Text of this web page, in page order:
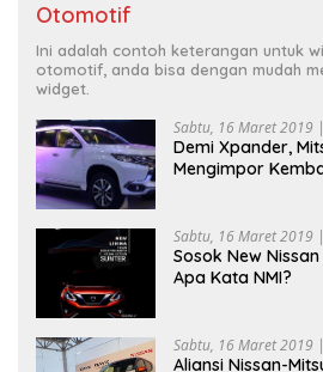
Otomotif
Ini adalah contoh keterangan untuk
otomotif, anda bisa dengan mudah
widget.
Sabtu, 16 Maret 2019
Demi Xpander,
Mengimpor
Sabtu, 16 Maret 2019
Sosok New
Apa Kata NMI?
Sabtu, 16 Maret 2019
Aliansi Nissan-